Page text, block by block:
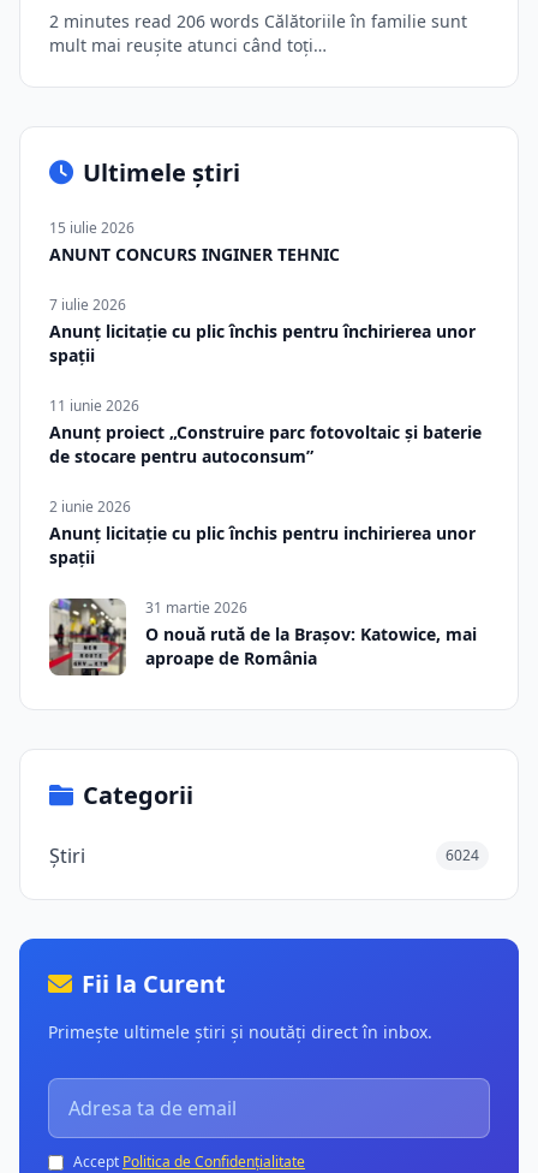
2 minutes read 206 words Călătoriile în familie sunt
mult mai reușite atunci când toți…
Ultimele știri
15 iulie 2026
ANUNT CONCURS INGINER TEHNIC
7 iulie 2026
Anunț licitație cu plic închis pentru închirierea unor
spații
11 iunie 2026
Anunț proiect „Construire parc fotovoltaic și baterie
de stocare pentru autoconsum”
2 iunie 2026
Anunț licitație cu plic închis pentru inchirierea unor
spații
31 martie 2026
O nouă rută de la Brașov: Katowice, mai
aproape de România
Categorii
Știri 6024
Fii la Curent
Primește ultimele știri și noutăți direct în inbox.
Accept Politica de Confidențialitate